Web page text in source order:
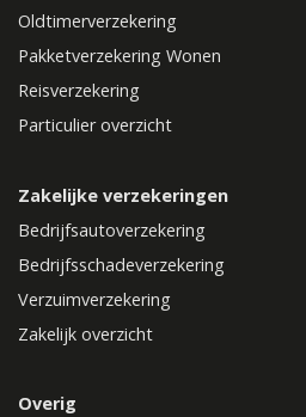
Oldtimerverzekering
Pakketverzekering Wonen
Reisverzekering
Particulier overzicht
Zakelijke verzekeringen
Bedrijfsautoverzekering
Bedrijfsschadeverzekering
Verzuimverzekering
Zakelijk overzicht
Overig